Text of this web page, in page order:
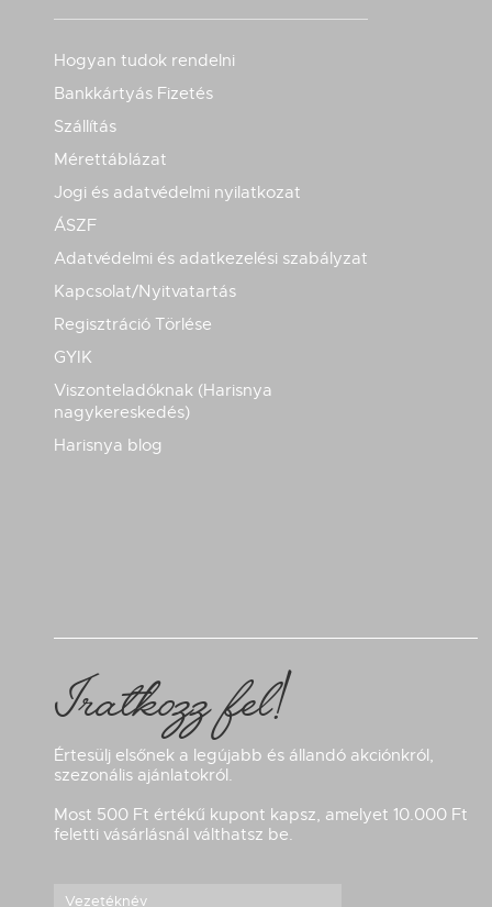
Hogyan tudok rendelni
Bankkártyás Fizetés
Szállítás
Mérettáblázat
Jogi és adatvédelmi nyilatkozat
ÁSZF
Adatvédelmi és adatkezelési szabályzat
Kapcsolat/Nyitvatartás
Regisztráció Törlése
GYIK
Viszonteladóknak (Harisnya
nagykereskedés)
Harisnya blog
Iratkozz fel!
Értesülj elsőnek a legújabb és állandó akciónkról,
szezonális ajánlatokról.
Most 500 Ft értékű kupont kapsz, amelyet 10.000 Ft
feletti vásárlásnál válthatsz be.